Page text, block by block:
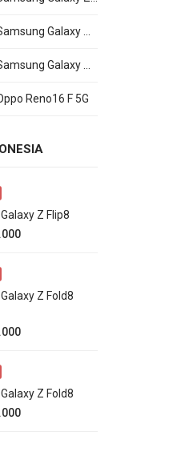
Reno16 F 5G
Z Flip8
Z Fold8
Z Fold8